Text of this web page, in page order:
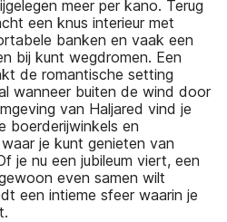
meer per kano. Terug
een knus interieur met
banken en vaak een
bij kunt wegdromen. Een
de romantische setting
wanneer buiten de wind door
van Haljared vind je
boerderijwinkels en
je kunt genieten van
je nu een jubileum viert, een
even samen wilt
een intieme sfeer waarin je